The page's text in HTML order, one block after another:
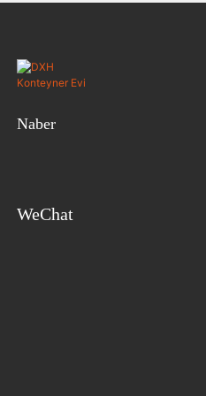
Naber
WeChat